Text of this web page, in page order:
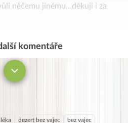
něčemu jinému…děkuji i za
komentáře
dezert bez vajec bez vajec